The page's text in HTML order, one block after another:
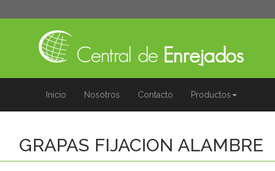
Inicio Nosotros Contacto Productos
GRAPAS FIJACION ALAMBRE